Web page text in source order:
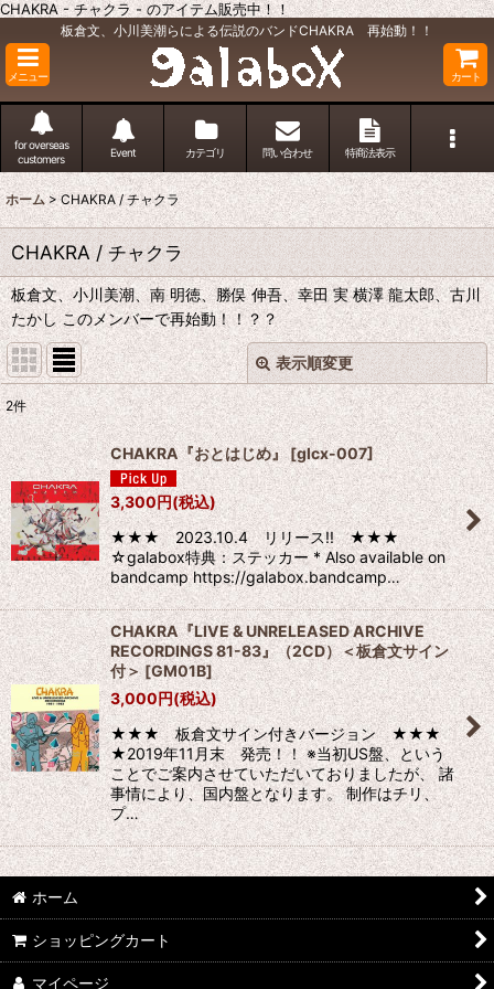
CHAKRA - チャクラ - のアイテム販売中！！
板倉文、小川美潮らによる伝説のバンドCHAKRA 再始動！！
メニュー カート
for overseas
customers
Event カテゴリ 問い合わせ 特商法表示
ホーム > CHAKRA / チャクラ
CHAKRA / チャクラ
板倉文、小川美潮、南 明徳、勝俣 伸吾、幸田 実 横澤 龍太郎、古川
たかし このメンバーで再始動！！？？
表示順変更
表示数:
並び順:
絞り込む
閉じる
2件
CHAKRA『おとはじめ』 [glcx-007]
3,300円(税込)
★★★ 2023.10.4 リリース!! ★★★
☆galabox特典：ステッカー * Also available on
bandcamp https://galabox.bandcamp…
CHAKRA『LIVE & UNRELEASED ARCHIVE
RECORDINGS 81-83』（2CD）＜板倉文サイン
付＞ [GM01B]
3,000円(税込)
★★★ 板倉文サイン付きバージョン ★★★
★2019年11月末 発売！！ ※当初US盤、という
ことでご案内させていただいておりましたが、 諸
事情により、国内盤となります。 制作はチリ、
プ…
ホーム
ショッピングカート
マイページ